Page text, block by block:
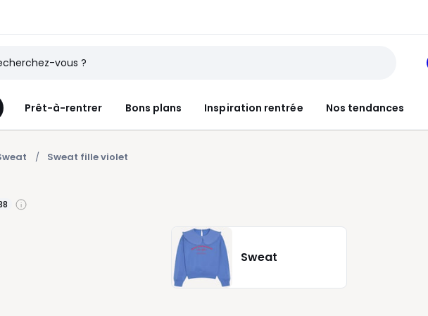
Prêt-à-rentrer Bons plans Inspiration rentrée Nos tendances
Sweat fille violet
Sweat